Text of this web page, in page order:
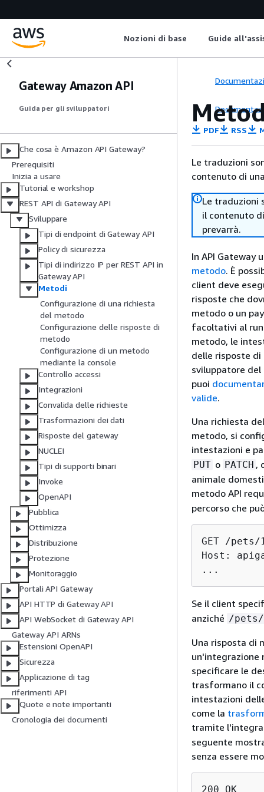
Nozioni di base Guide
Gateway Amazon API
Guida per gli sviluppatori
Che cosa è Amazon API Gateway?
Prerequisiti
Inizia a usare
Tutorial e workshop
REST API di Gateway API
Sviluppare
Tipi di endpoint di Gateway API
Policy di sicurezza
Tipi di indirizzo IP per REST API in
Gateway API
Metodi
Configurazione di una richiesta
del metodo
Configurazione delle risposte di
metodo
Configurazione di un metodo
mediante la console
Controllo accessi
Integrazioni
Convalida delle richieste
Trasformazioni dei dati
Risposte del gateway
NUCLEI
Tipi di supporti binari
Invoke
OpenAPI
Pubblica
Ottimizza
Distribuzione
Protezione
Monitoraggio
Portali API Gateway
API HTTP di Gateway API
API WebSocket di Gateway API
Gateway API ARNs
Estensioni OpenAPI
Sicurezza
Applicazione di tag
riferimenti API
Quote e note importanti
Cronologia dei documenti
PDF RSS
Le traduzioni
contenuto di
Le traduzioni
il contenuto
prevarrà.
In API Gateway
metodo. È
client deve
risposte che
metodo o un
facoltativi al
metodo, le
delle risposte
sviluppatore
puoi
valide.
Una richiesta
metodo, si
intestazioni e
PUT o PATCH ,
animale
metodo API
percorso che
GET /pets/
Host:
...
Se il client
anziché /
Una risposta di
un'integrazione
specificare le
trasformano il
intestazioni
come la
tramite
seguente
senza essere
200 OK